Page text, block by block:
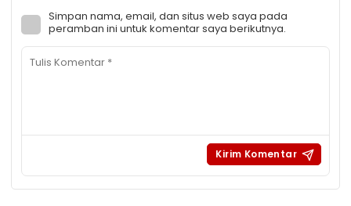
Simpan nama, email, dan situs web saya pada
peramban ini untuk komentar saya berikutnya.